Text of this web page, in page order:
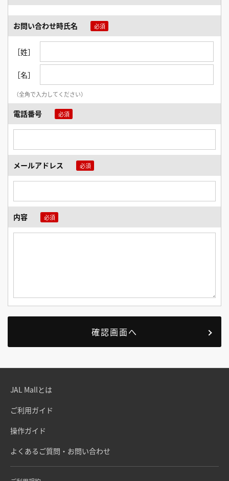
お問い合わせ時氏名
［姓］
［名］
（全角で入力してください）
電話番号
メールアドレス
内容
JAL Mallとは
ご利用ガイド
操作ガイド
よくあるご質問・お問い合わせ